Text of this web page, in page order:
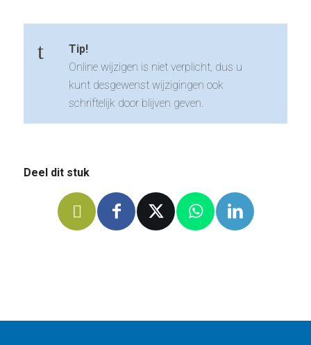
Tip!
Online wijzigen is niet verplicht, dus u
kunt desgewenst wijzigingen ook
schriftelijk door blijven geven.
Deel dit stuk